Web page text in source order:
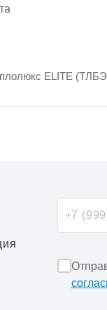
ELITE